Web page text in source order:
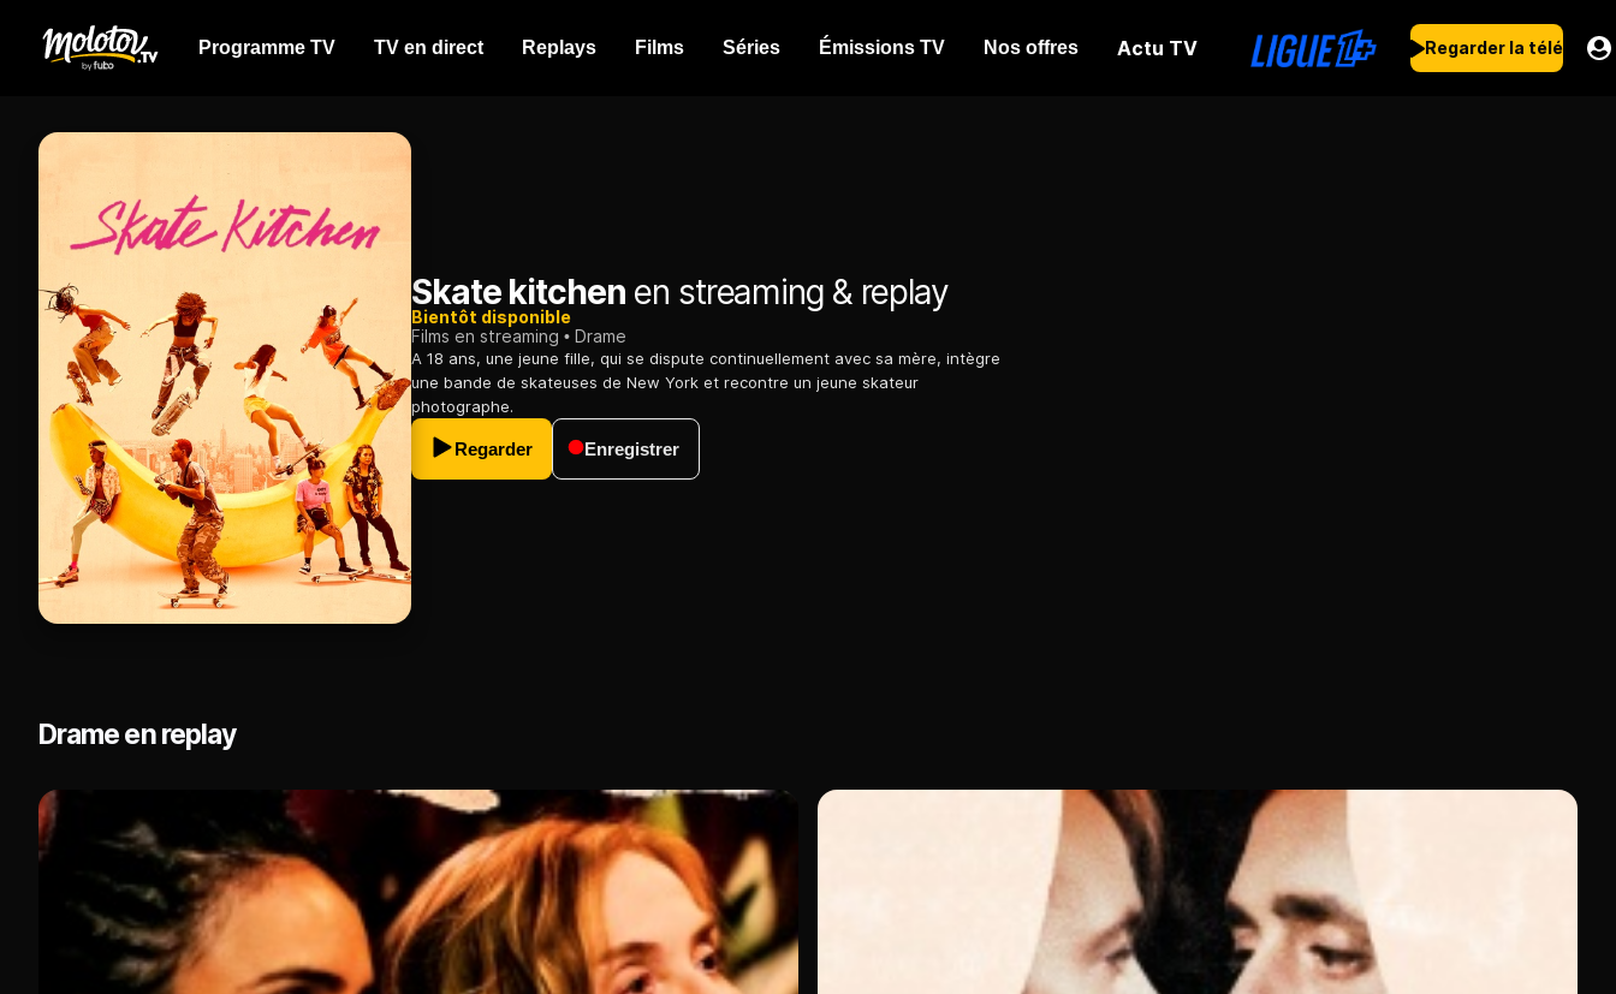
Programme TV TV en direct Replays Films Séries Émissions TV Nos offres Actu TV Regarder la télé
Skate kitchen en streaming & replay
Bientôt disponible
Films en streaming
Drame
A 18 ans, une jeune fille, qui se dispute continuellement avec sa mère, intègre
une bande de skateuses de New York et recontre un jeune skateur
photographe.
Regarder Enregistrer
Drame en replay